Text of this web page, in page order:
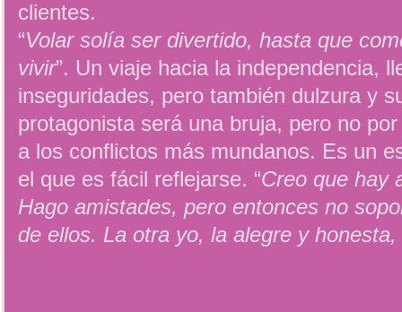
clientes.
“Volar solía ser divertido, hasta que
vivir”. Un viaje hacia la independencia,
inseguridades, pero también dulzura y
protagonista será una bruja, pero no
a los conflictos más mundanos. Es un
el que es fácil reflejarse. “Creo que hay
Hago amistades, pero entonces no
de ellos. La otra yo, la alegre y